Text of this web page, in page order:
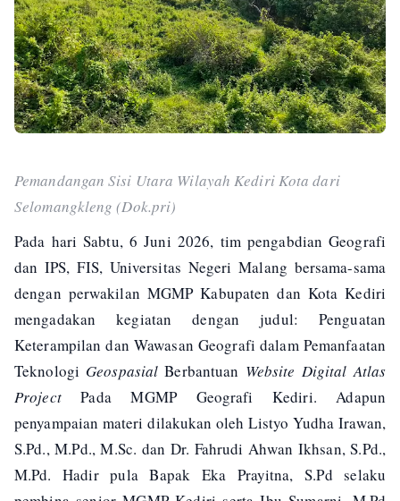
Pemandangan Sisi Utara Wilayah Kediri Kota dari
Selomangkleng (Dok.pri)
Pada hari Sabtu, 6 Juni 2026, tim pengabdian Geografi
dan IPS, FIS, Universitas Negeri Malang bersama-sama
dengan perwakilan MGMP Kabupaten dan Kota Kediri
mengadakan kegiatan dengan judul: Penguatan
Keterampilan dan Wawasan Geografi dalam Pemanfaatan
Teknologi Geospasial Berbantuan Website Digital Atlas
ProjectPada MGMP Geografi Kediri. Adapun
penyampaian materi dilakukan oleh Listyo Yudha Irawan,
S.Pd., M.Pd., M.Sc. dan Dr. Fahrudi Ahwan Ikhsan, S.Pd.,
M.Pd. Hadir pula Bapak Eka Prayitna, S.Pd selaku